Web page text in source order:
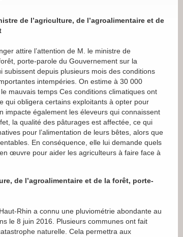
de l’agriculture, de l’agroalimentaire et de
attire l’attention de M. le ministre de
porte-parole du Gouvernement sur la
depuis plusieurs mois des conditions
intempéries. On estime à 30 000
mauvais temps Ces conditions climatiques ont
qui obligera certains exploitants à opter pour
impacte également les éleveurs qui connaissent
la qualité des pâturages est affectée, ce qui
pour l’alimentation de leurs bêtes, alors que
En conséquence, elle lui demande quels
œuvre pour aider les agriculteurs à faire face à
de l’agroalimentaire et de la forêt, porte-
Rhin a connu une pluviométrie abondante au
le 8 juin 2016 . Plusieurs communes ont fait
naturelle. Cela permettra aux